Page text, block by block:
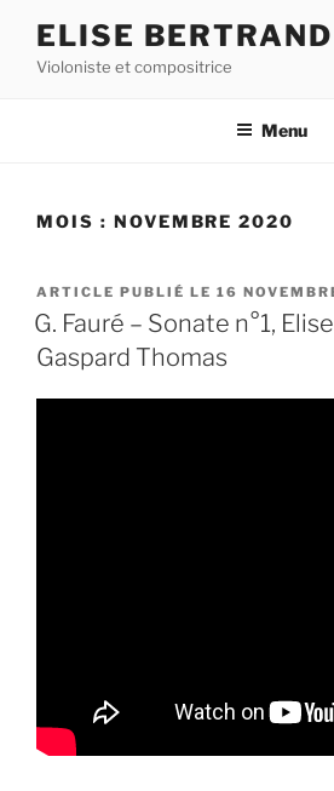
contenu
ELISE BERTRAND
Violoniste et compositrice
Menu
MOIS : NOVEMBRE 2020
PUBLIÉ
LE
16
G. Fauré – Sonate n°1,
Gaspard Thomas